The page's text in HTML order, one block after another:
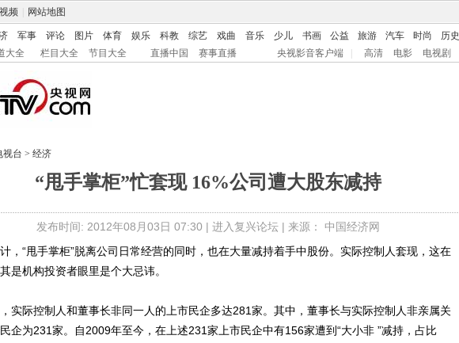
视频 网站地图
军事 评论 图片 体育 娱乐 科教 综艺 戏曲 音乐 少儿 书画 公益 旅游 汽车 时尚 历史
大全 栏目大全 节目大全 直播中国 赛事直播 央视影音客户端 高清 电影 电视剧
视台 > 经济
“甩手掌柜”忙套现 16%公司遭大股东减持
发布时间: 2012年08月03日 07:30 | 进入复兴论坛| 来源： 中国经济网
“甩手掌柜”脱离公司日常经营的同时，也在大量减持着手中股份。实际控制人套现，这在
是机构投资者眼里是个大忌讳。
际控制人和董事长非同一人的上市民企多达281家。其中，董事长与实际控制人非亲属关
企为231家。自2009年至今，在上述231家上市民企中有156家遭到“大小非 ”减持，占比